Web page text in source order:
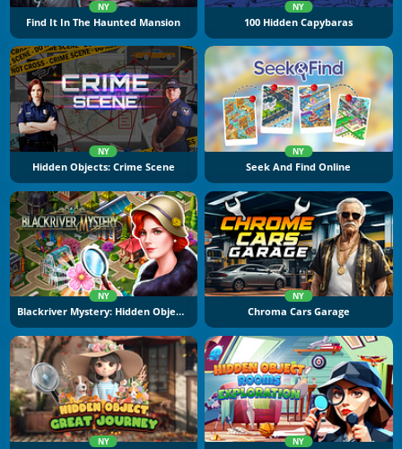
NY
Find It In The Haunted Mansion
NY
100 Hidden Capybaras
NY
Hidden Objects: Crime Scene
NY
Seek And Find Online
NY
Blackriver Mystery: Hidden Objects
NY
Chroma Cars Garage
NY NY